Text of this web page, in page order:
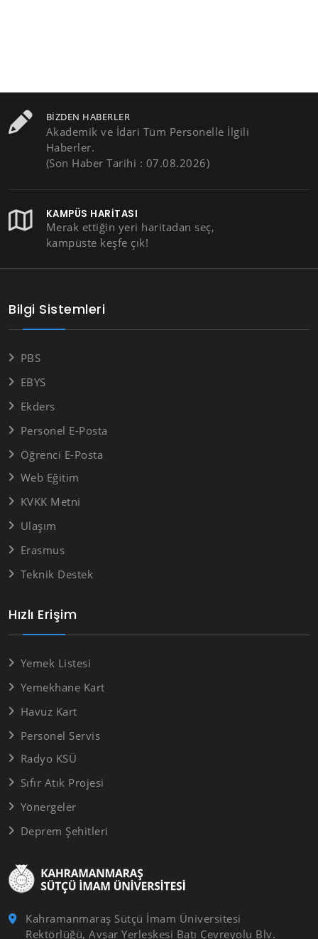
BIZDEN HABERLER
Akademik ve İdari Tüm Personelle İlgili
Haberler.
(Son Haber Tarihi : 07.08.2026)
KAMPÜS HARITASI
Merak ettiğin yeri haritadan seç,
kampüste keşfe çık!
Kahramanmaraş Sütçü İmam Üniversitesi
Rektörlüğü, Avşar Yerleşkesi Batı Çevreyolu Blv.
Hızlı Erişim
Yemek Listesi
Yemekhane Kart
Havuz Kart
Personel Servis
Radyo KSÜ
Sıfır Atık Projesi
Yönergeler
Deprem Şehitleri
Bilgi Sistemleri
PBS
EBYS
Ekders
Personel E-Posta
Öğrenci E-Posta
Web Eğitim
KVKK Metni
Ulaşım
Erasmus
Teknik Destek